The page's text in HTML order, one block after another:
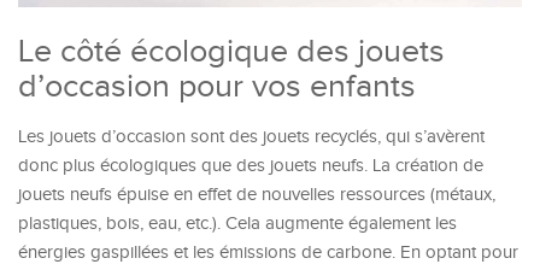
Le côté écologique des jouets
d’occasion pour vos enfants
Les jouets d’occasion sont des jouets recyclés, qui s’avèrent
donc plus écologiques que des jouets neufs. La création de
jouets neufs épuise en effet de nouvelles ressources (métaux,
plastiques, bois, eau, etc.). Cela augmente également les
énergies gaspillées et les émissions de carbone. En optant pour